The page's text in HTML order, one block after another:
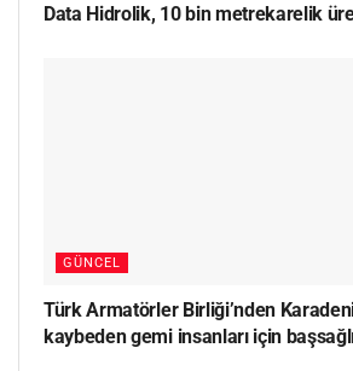
Data Hidrolik, 10 bin metrekarelik
GÜNCEL
Türk Armatörler Birliği’nden
kaybeden gemi insanları için